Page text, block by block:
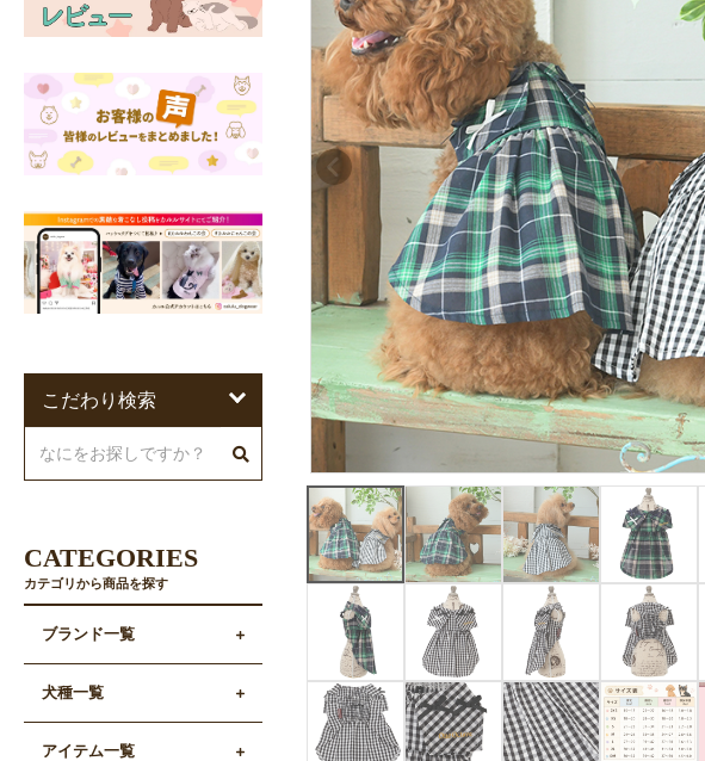
こだわり検索
CATEGORIES
カテゴリから商品を探す
ブランド一覧
犬種一覧
アイテム一覧